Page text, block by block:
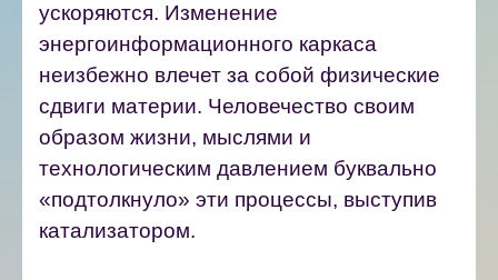
ускоряются. Изменение
энергоинформационного каркаса
неизбежно влечет за собой физические
сдвиги материи. Человечество своим
образом жизни, мыслями и
технологическим давлением буквально
«подтолкнуло» эти процессы, выступив
катализатором.